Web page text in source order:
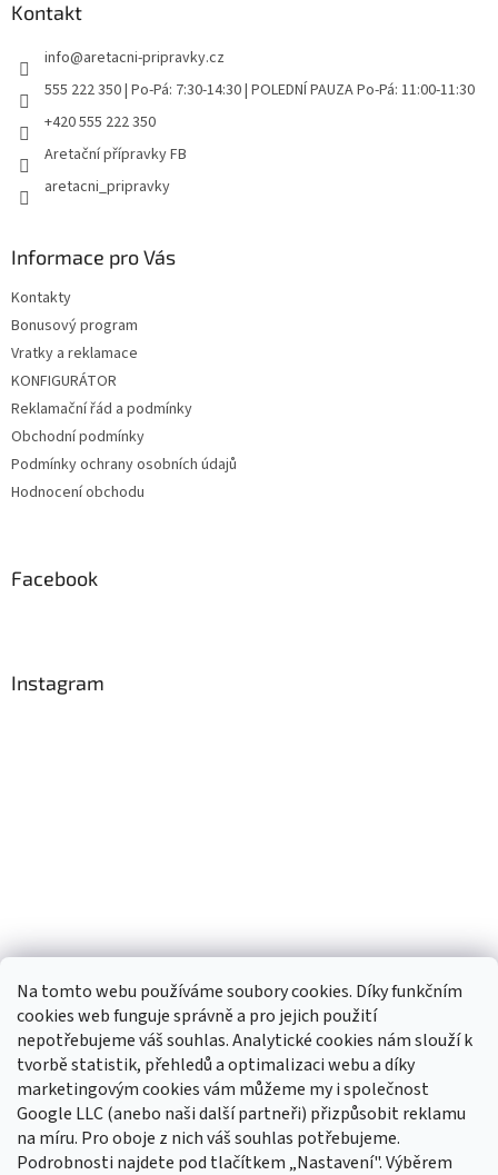
Na tomto webu používáme soubory cookies. Díky funkčním
cookies web funguje správně a pro jejich použití
nepotřebujeme váš souhlas. Analytické cookies nám slouží k
tvorbě statistik, přehledů a optimalizaci webu a díky
marketingovým cookies vám můžeme my i společnost
Google LLC (anebo naši další partneři) přizpůsobit reklamu
na míru. Pro oboje z nich váš souhlas potřebujeme.
Podrobnosti najdete pod tlačítkem „Nastavení". Výběrem
Kontakt
info@aretacni-pripravky.cz
555 222 350 | Po-Pá: 7:30-14:30 | POLEDNÍ PAUZA Po-Pá: 11:00-11:30
+420 555 222 350
Aretační přípravky FB
aretacni_pripravky
Informace pro Vás
Kontakty
Bonusový program
Vratky a reklamace
KONFIGURÁTOR
Reklamační řád a podmínky
Obchodní podmínky
Podmínky ochrany osobních údajů
Hodnocení obchodu
Facebook
Instagram
Sledovat na Instagramu
Odebírat newsletter